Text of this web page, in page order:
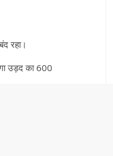
रहा।
उड़द का 600